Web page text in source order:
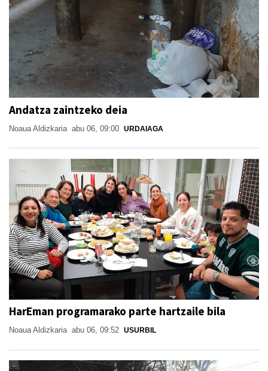
Andatza zaintzeko deia
Noaua Aldizkaria abu 06, 09:00 URDAIAGA
HarEman programarako parte hartzaile bila
Noaua Aldizkaria abu 06, 09:52 USURBIL